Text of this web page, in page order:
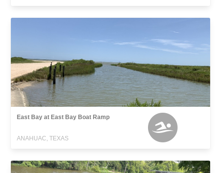
East Bay at East Bay Boat Ramp
ANAHUAC, TEXAS